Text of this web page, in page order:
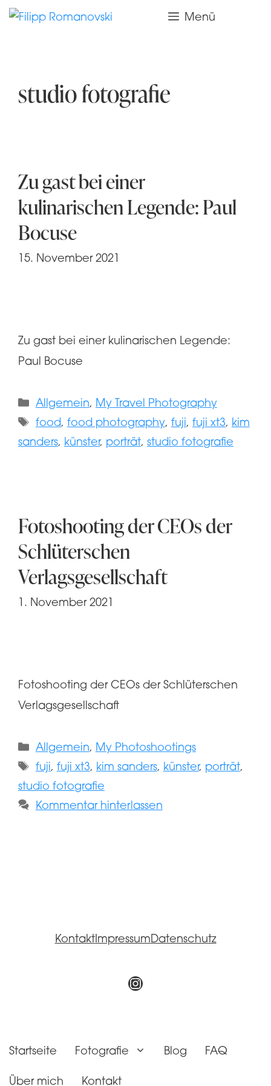
Zum
Menü
studio fotografie
Zu gast bei einer
kulinarischen Legende: Paul
Bocuse
15. November 2021
Zu gast bei einer kulinarischen Legende:
Paul Bocuse
Kategorien
Allgemein, My Travel Photography
Schlagwörter
food, food photography, fuji, fuji xt3, kim
sanders, künster, porträt, studio fotografie
Fotoshooting der CEOs der
Schlüterschen
Verlagsgesellschaft
1. November 2021
Fotoshooting der CEOs der Schlüterschen
Verlagsgesellschaft
Kategorien
Allgemein, My Photoshootings
Schlagwörter
fuji, fuji xt3, kim sanders, künster, porträt,
studio fotografie
Kommentar hinterlassen
KontaktImpressumDatenschutz
Instagram
Startseite Fotografie Blog FAQ
Über mich Kontakt